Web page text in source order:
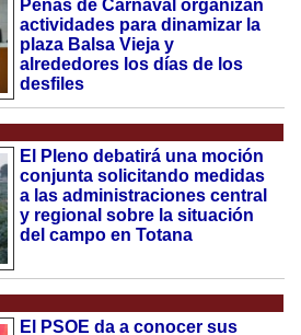
Peñas de Carnaval organizan
actividades para dinamizar la
plaza Balsa Vieja y
alrededores los días de los
desfiles
El Pleno debatirá una moción
conjunta solicitando medidas
a las administraciones central
y regional sobre la situación
del campo en Totana
El PSOE da a conocer sus